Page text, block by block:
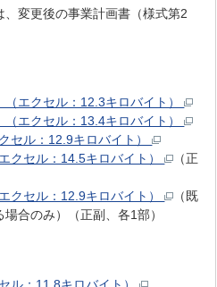
変更後の事業計画書（様式第2
（エクセル：12.3キロバイト）
（エクセル：13.4キロバイト）
セル：12.9キロバイト）
クセル：14.5キロバイト）
（正
クセル：12.9キロバイト）
（既
合のみ）（正副、各1部）
ル：11.8キロバイト）